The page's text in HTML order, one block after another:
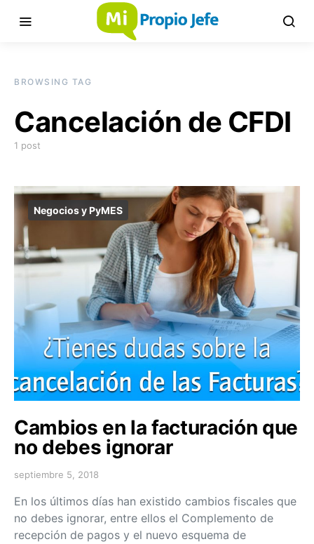
BROWSING TAG
Cancelación de CFDI
1 post
Negocios y PyMES
Cambios en la facturación que
no debes ignorar
septiembre 5, 2018
En los últimos días han existido cambios fiscales que
no debes ignorar, entre ellos el Complemento de
recepción de pagos y el nuevo esquema de